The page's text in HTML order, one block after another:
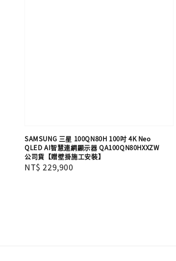
SAMSUNG 三星 100QN80H 100吋 4K Neo
QLED AI智慧連網顯示器 QA100QN80HXXZW
公司貨【贈壁掛施工安裝】
Regular
NT$ 229,900